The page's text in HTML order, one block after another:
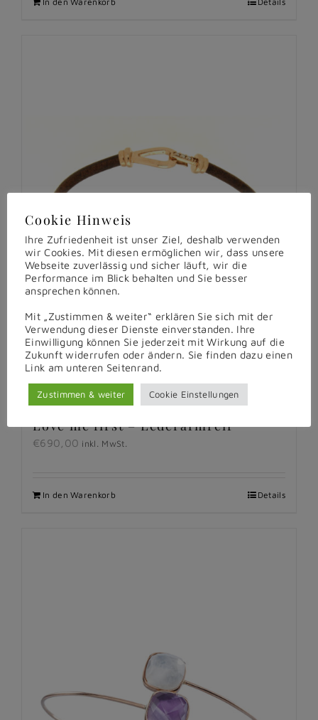
Love me first – Lederarmreif
€690,00 inkl. MwSt.
In den Warenkorb Details
Cookie Hinweis
Ihre Zufriedenheit ist unser Ziel, deshalb verwenden
wir Cookies. Mit diesen ermöglichen wir, dass unsere
Webseite zuverlässig und sicher läuft, wir die
Performance im Blick behalten und Sie besser
ansprechen können.
Mit „Zustimmen & weiter“ erklären Sie sich mit der
Verwendung dieser Dienste einverstanden. Ihre
Einwilligung können Sie jederzeit mit Wirkung auf die
Zukunft widerrufen oder ändern. Sie finden dazu einen
Link am unteren Seitenrand.
Zustimmen & weiter Cookie Einstellungen